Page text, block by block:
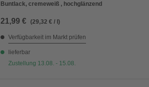
Buntlack, cremeweiß , hochglänzend
21,99 € (29,32 € / l)
Verfügbarkeit im Markt prüfen
lieferbar
Zustellung 13.08. - 15.08.